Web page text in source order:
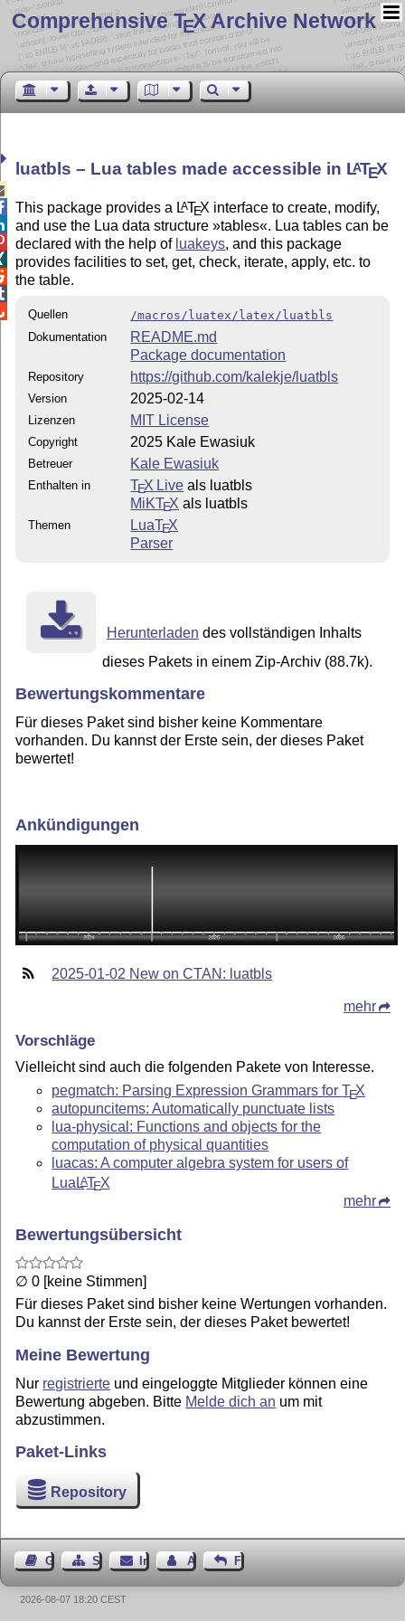
Comprehensive TEX Archive Network
luatbls – Lua tables made accessible in LATEX
This package provides a LATEX interface to create, modify,
and use the Lua data structure »tables«. Lua tables can be
declared with the help of luakeys, and this package
provides facilities to set, get, check, iterate, apply, etc. to
the table.
Quellen
/macros/luatex/latex/luatbls
Dokumentation
README.md
Package documentation
Repository https://github.com/kalekje/luatbls
Version 2025-02-14
Lizenzen MIT License
Copyright 2025 Kale Ewasiuk
Betreuer Kale Ewasiuk
Enthalten in TEX Live als luatbls
MiKTEX als luatbls
Themen LuaTEX
Parser
Herunterladen des vollständigen Inhalts
dieses Pakets in einem Zip-Archiv (88.7k).
Bewertungskommentare
Für dieses Paket sind bisher keine Kommentare
vorhanden. Du kannst der Erste sein, der dieses Paket
bewertet!
Ankündigungen
2025-01-02 New on CTAN: luatbls
mehr
Vorschläge
Vielleicht sind auch die folgenden Pakete von Interesse.
pegmatch: Parsing Expression Grammars forTEX
autopuncitems: Automatically punctuate lists
lua-physical: Functions and objects for the
computation of physical quantities
luacas: A computer algebra system for users of
Lua LATEX
mehr
Bewertungsübersicht
∅ 0 [keine Stimmen]
Für dieses Paket sind bisher keine Wertungen vorhanden.
Du kannst der Erste sein, der dieses Paket bewertet!
Meine Bewertung
Nur registrierte und eingeloggte Mitglieder können eine
Bewertung abgeben. Bitte Melde dich an um mit
abzustimmen.
Paket-Links
Repository
GästebuchSeiten-Struktur
ImpressumAutor kontaktieren
Feedback
2026-08-07 18:20 CEST